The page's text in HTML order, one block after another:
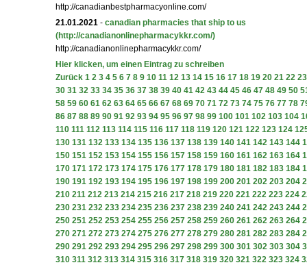
http://canadianbestpharmacyonline.com/
21.01.2021 - canadian pharmacies that ship to us
(http://canadianonlinepharmacykkr.com/)
http://canadianonlinepharmacykkr.com/
Hier klicken, um einen Eintrag zu schreiben
Zurück 1 2 3 4 5 6 7 8 9 10 11 12 13 14 15 16 17 18 19 20 21 22 23
30 31 32 33 34 35 36 37 38 39 40 41 42 43 44 45 46 47 48 49 50
58 59 60 61 62 63 64 65 66 67 68 69 70 71 72 73 74 75 76 77 78
86 87 88 89 90 91 92 93 94 95 96 97 98 99 100 101 102 103 104
110 111 112 113 114 115 116 117 118 119 120 121 122 123 124
130 131 132 133 134 135 136 137 138 139 140 141 142 143 144
150 151 152 153 154 155 156 157 158 159 160 161 162 163 164
170 171 172 173 174 175 176 177 178 179 180 181 182 183 184
190 191 192 193 194 195 196 197 198 199 200 201 202 203 204
210 211 212 213 214 215 216 217 218 219 220 221 222 223 224
230 231 232 233 234 235 236 237 238 239 240 241 242 243 244
250 251 252 253 254 255 256 257 258 259 260 261 262 263 264
270 271 272 273 274 275 276 277 278 279 280 281 282 283 284
290 291 292 293 294 295 296 297 298 299 300 301 302 303 304
310 311 312 313 314 315 316 317 318 319 320 321 322 323 324